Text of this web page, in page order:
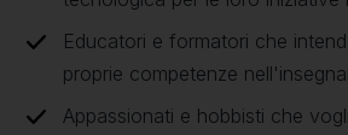
Educatori e formatori che
proprie competenze
Appassionati e hobbisti che